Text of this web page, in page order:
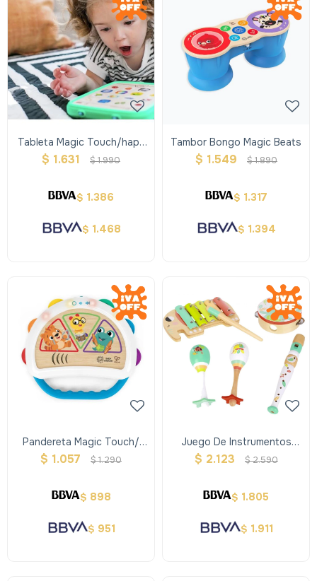
Tableta Magic Touch/hape
Baby Einstein
$ 1.631 $1.990
$ 1.386
$ 1.468
Tambor Bongo Magic Beats
$ 1.549 $1.890
$ 1.317
$ 1.394
Pandereta Magic Touch/
Hape Baby Einstein
$ 1.057 $1.290
$ 898
$ 951
Juego De Instrumentos
Musicales -bosque
$ 2.123 $2.590
$ 1.805
$ 1.911